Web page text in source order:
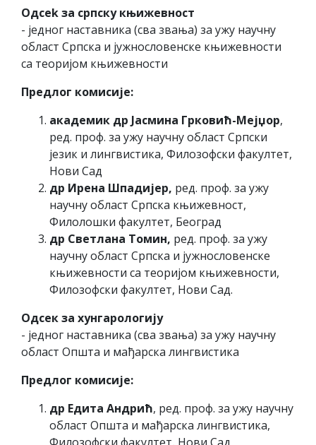
Одсеk за српску књижевност
- једног наставника (сва звања) за ужу научну
област Српска и јужнословенске књижевности
са теоријом књижевности
Предлог комисије:
академик др Јасмина Грковић-Мејџор,
ред. проф. за ужу научну област Српски
језик и лингвистика, Филозофски факултет,
Нови Сад
др Ирена Шпадијер, ред. проф. за ужу
научну област Српска књижевност,
Филолошки факултет, Београд
др Светлана Томин, ред. проф. за ужу
научну област Српска и јужнословенске
књижевности са теоријом књижевности,
Филозофски факултет, Нови Сад.
Одсек за хунгарологију
- једног наставника (сва звања) за ужу научну
област Општа и мађарска лингвистика
Предлог комисије:
др Едита Андрић, ред. проф. за ужу научну
област Општа и мађарска лингвистика,